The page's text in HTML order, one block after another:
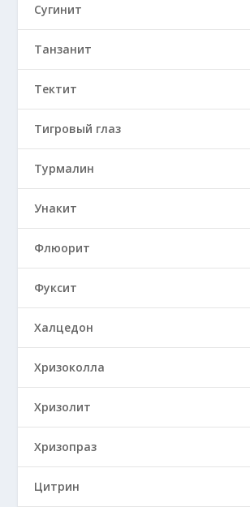
Сугинит
Танзанит
Тектит
Тигровый глаз
Турмалин
Унакит
Флюорит
Фуксит
Халцедон
Хризоколла
Хризолит
Хризопраз
Цитрин